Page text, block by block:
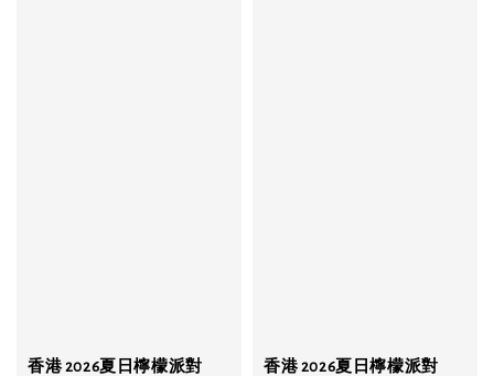
香港 2026夏日檸檬派對
香港 2026夏日檸檬派對